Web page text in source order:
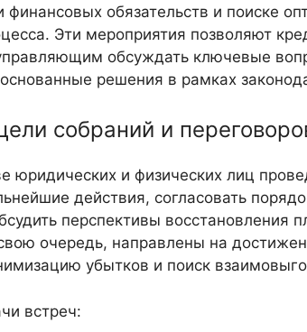
финансовых обязательств и поиске
Эти мероприятия позволяют
обсуждать ключевые
решения в рамках
собраний и
юридических и физических лиц
действия, согласовать
перспективы восстановления
очередь, направлены на
убытков и поиск
встреч: